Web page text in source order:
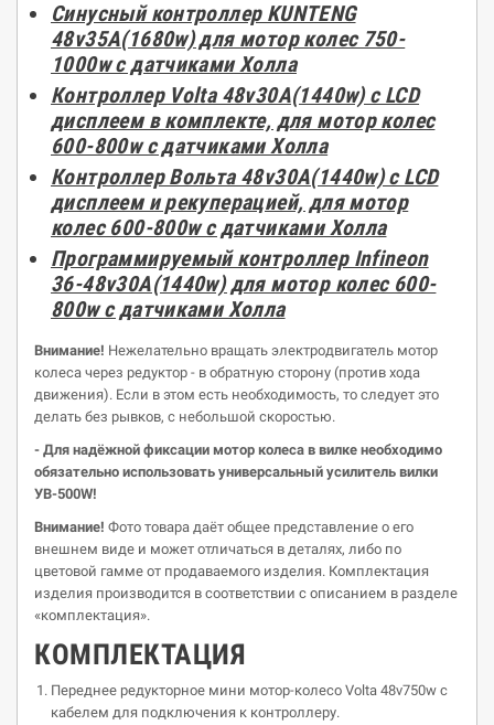
Синусный контроллер KUNTENG
48v35A(1680w) для мотор колес 750-
1000w с датчиками Холла
Контроллер Volta 48v30А(1440w) с LCD
дисплеем в комплекте, для мотор колес
600-800w с датчиками Холла
Контроллер Вольта 48v30А(1440w) с LCD
дисплеем и рекуперацией, для мотор
колес 600-800w с датчиками Холла
Программируемый контроллер Infineon
36-48v30A(1440w) для мотор колес 600-
800w с датчиками Холла
Внимание! Нежелательно вращать электродвигатель мотор
колеса через редуктор - в обратную сторону (против хода
движения). Если в этом есть необходимость, то следует это
делать без рывков, с небольшой скоростью.
- Для надёжной фиксации мотор колеса в вилке необходимо
обязательно использовать универсальный усилитель вилки
УВ-500W!
Внимание! Фото товара даёт общее представление о его
внешнем виде и может отличаться в деталях, либо по
цветовой гамме от продаваемого изделия. Комплектация
изделия производится в соответствии с описанием в разделе
«комплектация».
КОМПЛЕКТАЦИЯ
Переднее редукторное мини мотор-колесо Volta 48v750w с
кабелем для подключения к контроллеру.